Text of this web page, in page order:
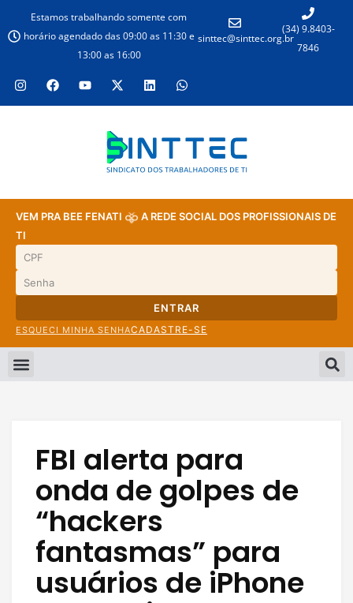
Estamos trabalhando somente com
horário agendado das 09:00 as 11:30 e
13:00 as 16:00
sinttec@sinttec.org.br
(34) 9.8403-
7846
VEM PRA BEE FENATI
A REDE SOCIAL DOS PROFISSIONAIS DE
TI
ENTRAR
ESQUECI MINHA SENHACADASTRE-SE
FBI alerta para
onda de golpes de
“hackers
fantasmas” para
usuários de iPhone